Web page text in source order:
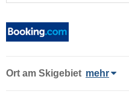
Ort am Skigebiet mehr